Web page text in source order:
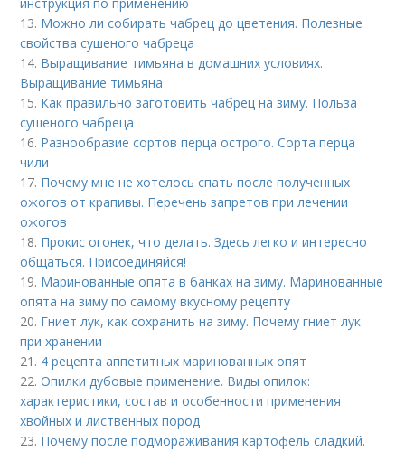
13. Можно ли собирать чабрец до цветения. Полезные
свойства сушеного чабреца
14. Выращивание тимьяна в домашних условиях.
Выращивание тимьяна
15. Как правильно заготовить чабрец на зиму. Польза
сушеного чабреца
16. Разнообразие сортов перца острого. Сорта перца
чили
17. Почему мне не хотелось спать после полученных
ожогов от крапивы. Перечень запретов при лечении
ожогов
18. Прокис огонек, что делать. Здесь легко и интересно
общаться. Присоединяйся!
19. Маринованные опята в банках на зиму. Маринованные
опята на зиму по самому вкусному рецепту
20. Гниет лук, как сохранить на зиму. Почему гниет лук
при хранении
21. 4 рецепта аппетитных маринованных опят
22.Опилки дубовые применение. Виды опилок:
характеристики, состав и особенности применения
хвойных и лиственных пород
23. Почему после подмораживания картофель сладкий.